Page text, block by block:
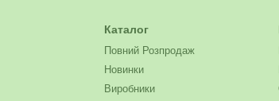
Каталог
Повний Розпродаж
Новинки
Виробники